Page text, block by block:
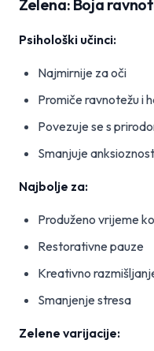
Zelena: Boja
Psihološki učinci:
Najmirnije za oči
Promiče ravnotežu i
Povezuje se s
Smanjuje anksioznost
Najbolje za:
Produženo vrijeme
Restorativne pauze
Kreativno
Smanjenje stresa
Zelene varijacije: